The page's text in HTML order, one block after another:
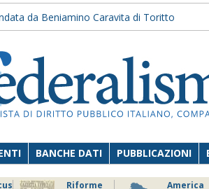
da Beniamino Caravita di Toritto
BANCHE DATI PUBBLICAZIONI
Riforme
America